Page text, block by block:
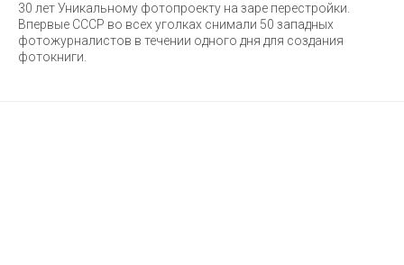
30 лет Уникальному фотопроекту на заре перестройки.
Впервые СССР во всех уголках снимали 50 западных
фотожурналистов в течении одного дня для создания
фотокниги.